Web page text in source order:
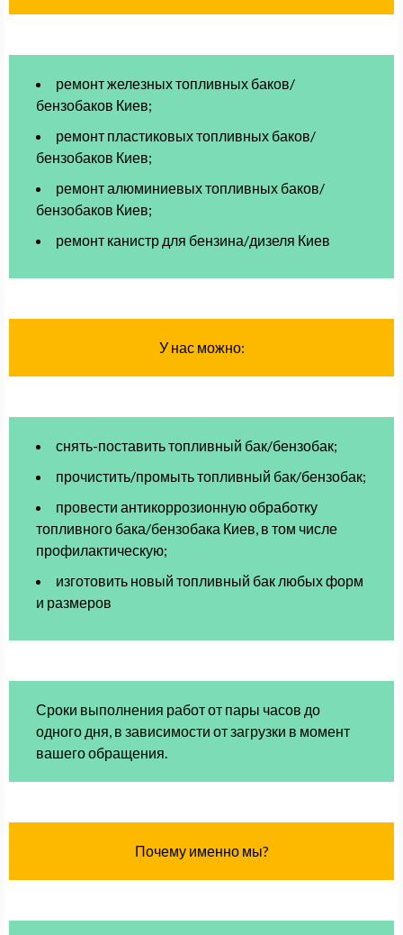
ремонт железных топливных баков/
бензобаков Киев;
ремонт пластиковых топливных баков/
бензобаков Киев;
ремонт алюминиевых топливных баков/
бензобаков Киев;
ремонт канистр для бензина/дизеля Киев
У нас можно:
снять-поставить топливный бак/бензобак;
прочистить/промыть топливный бак/бензобак;
провести антикоррозионную обработку
топливного бака/бензобака Киев, в том числе
профилактическую;
изготовить новый топливный бак любых форм
и размеров
Сроки выполнения работ от пары часов до
одного дня, в зависимости от загрузки в момент
вашего обращения.
Почему именно мы?